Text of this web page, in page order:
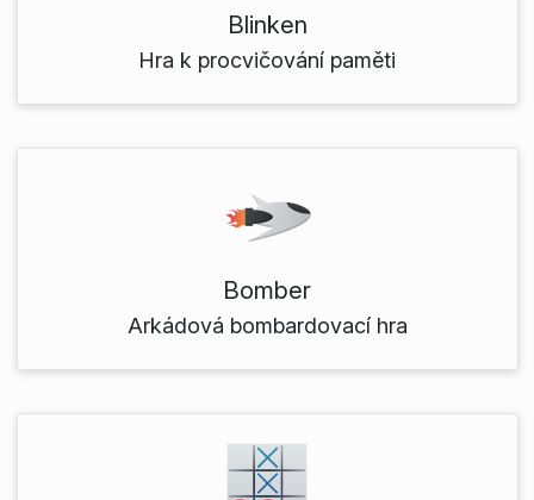
Blinken
Hra k procvičování paměti
Bomber
Arkádová bombardovací hra